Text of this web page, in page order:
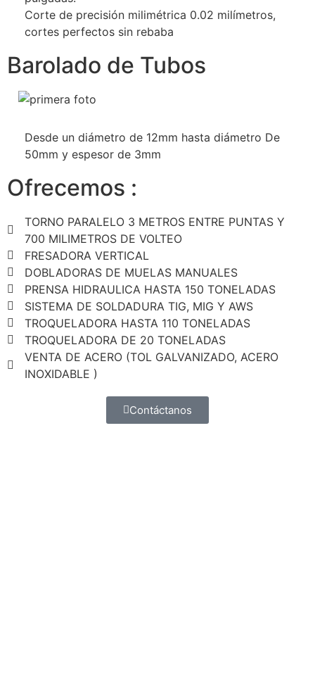
Corte de precisión milimétrica 0.02 milímetros,
cortes perfectos sin rebaba
Barolado de Tubos
Desde un diámetro de 12mm hasta diámetro De
50mm y espesor de 3mm
Ofrecemos :
TORNO PARALELO 3 METROS ENTRE PUNTAS Y
700 MILIMETROS DE VOLTEO
FRESADORA VERTICAL
DOBLADORAS DE MUELAS MANUALES
PRENSA HIDRAULICA HASTA 150 TONELADAS
SISTEMA DE SOLDADURA TIG, MIG Y AWS
TROQUELADORA HASTA 110 TONELADAS
TROQUELADORA DE 20 TONELADAS
VENTA DE ACERO (TOL GALVANIZADO, ACERO
INOXIDABLE )
Contáctanos